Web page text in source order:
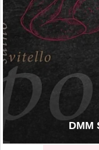
DMM